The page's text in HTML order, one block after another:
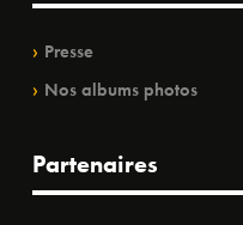
Presse
Nos albums photos
Partenaires